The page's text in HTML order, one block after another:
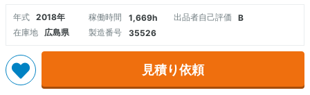
年式 2018年 稼働時間 1,669h 出品者自己評価
B
在庫地
広島県 製造番号 35526
見積り依頼